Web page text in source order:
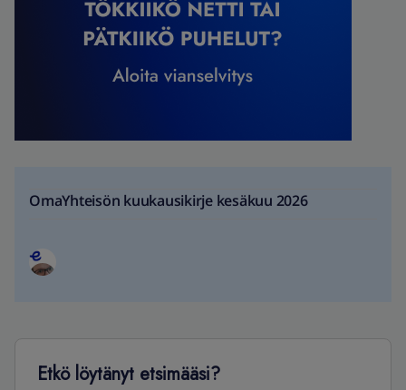
OmaYhteisön kuukausikirje kesäkuu 2026
Etkö löytänyt etsimääsi?